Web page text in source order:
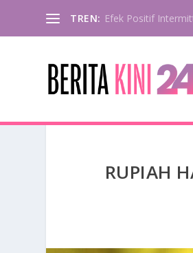
TREN: Efek Positif
RUPIAH